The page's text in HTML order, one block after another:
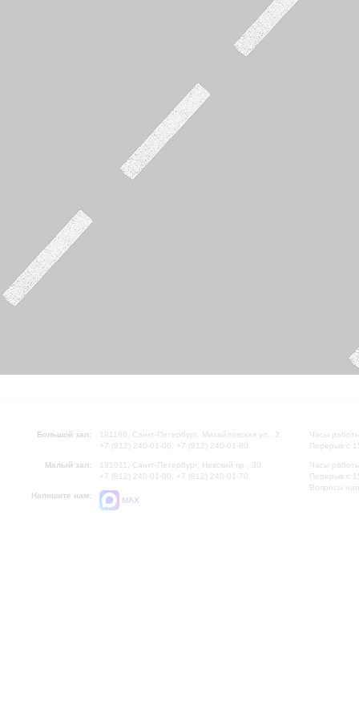
Большой зал:
191186, Санкт-Петербург, Михайловская ул., 2
+7 (812) 240-01-00, +7 (812) 240-01-80
Малый зал:
191011, Санкт-Петербург, Невский пр., 30
+7 (812) 240-01-00, +7 (812) 240-01-70
Напишите нам:
MAX
Часы
Перерыв с
Часы
Перерыв с
Вопросы